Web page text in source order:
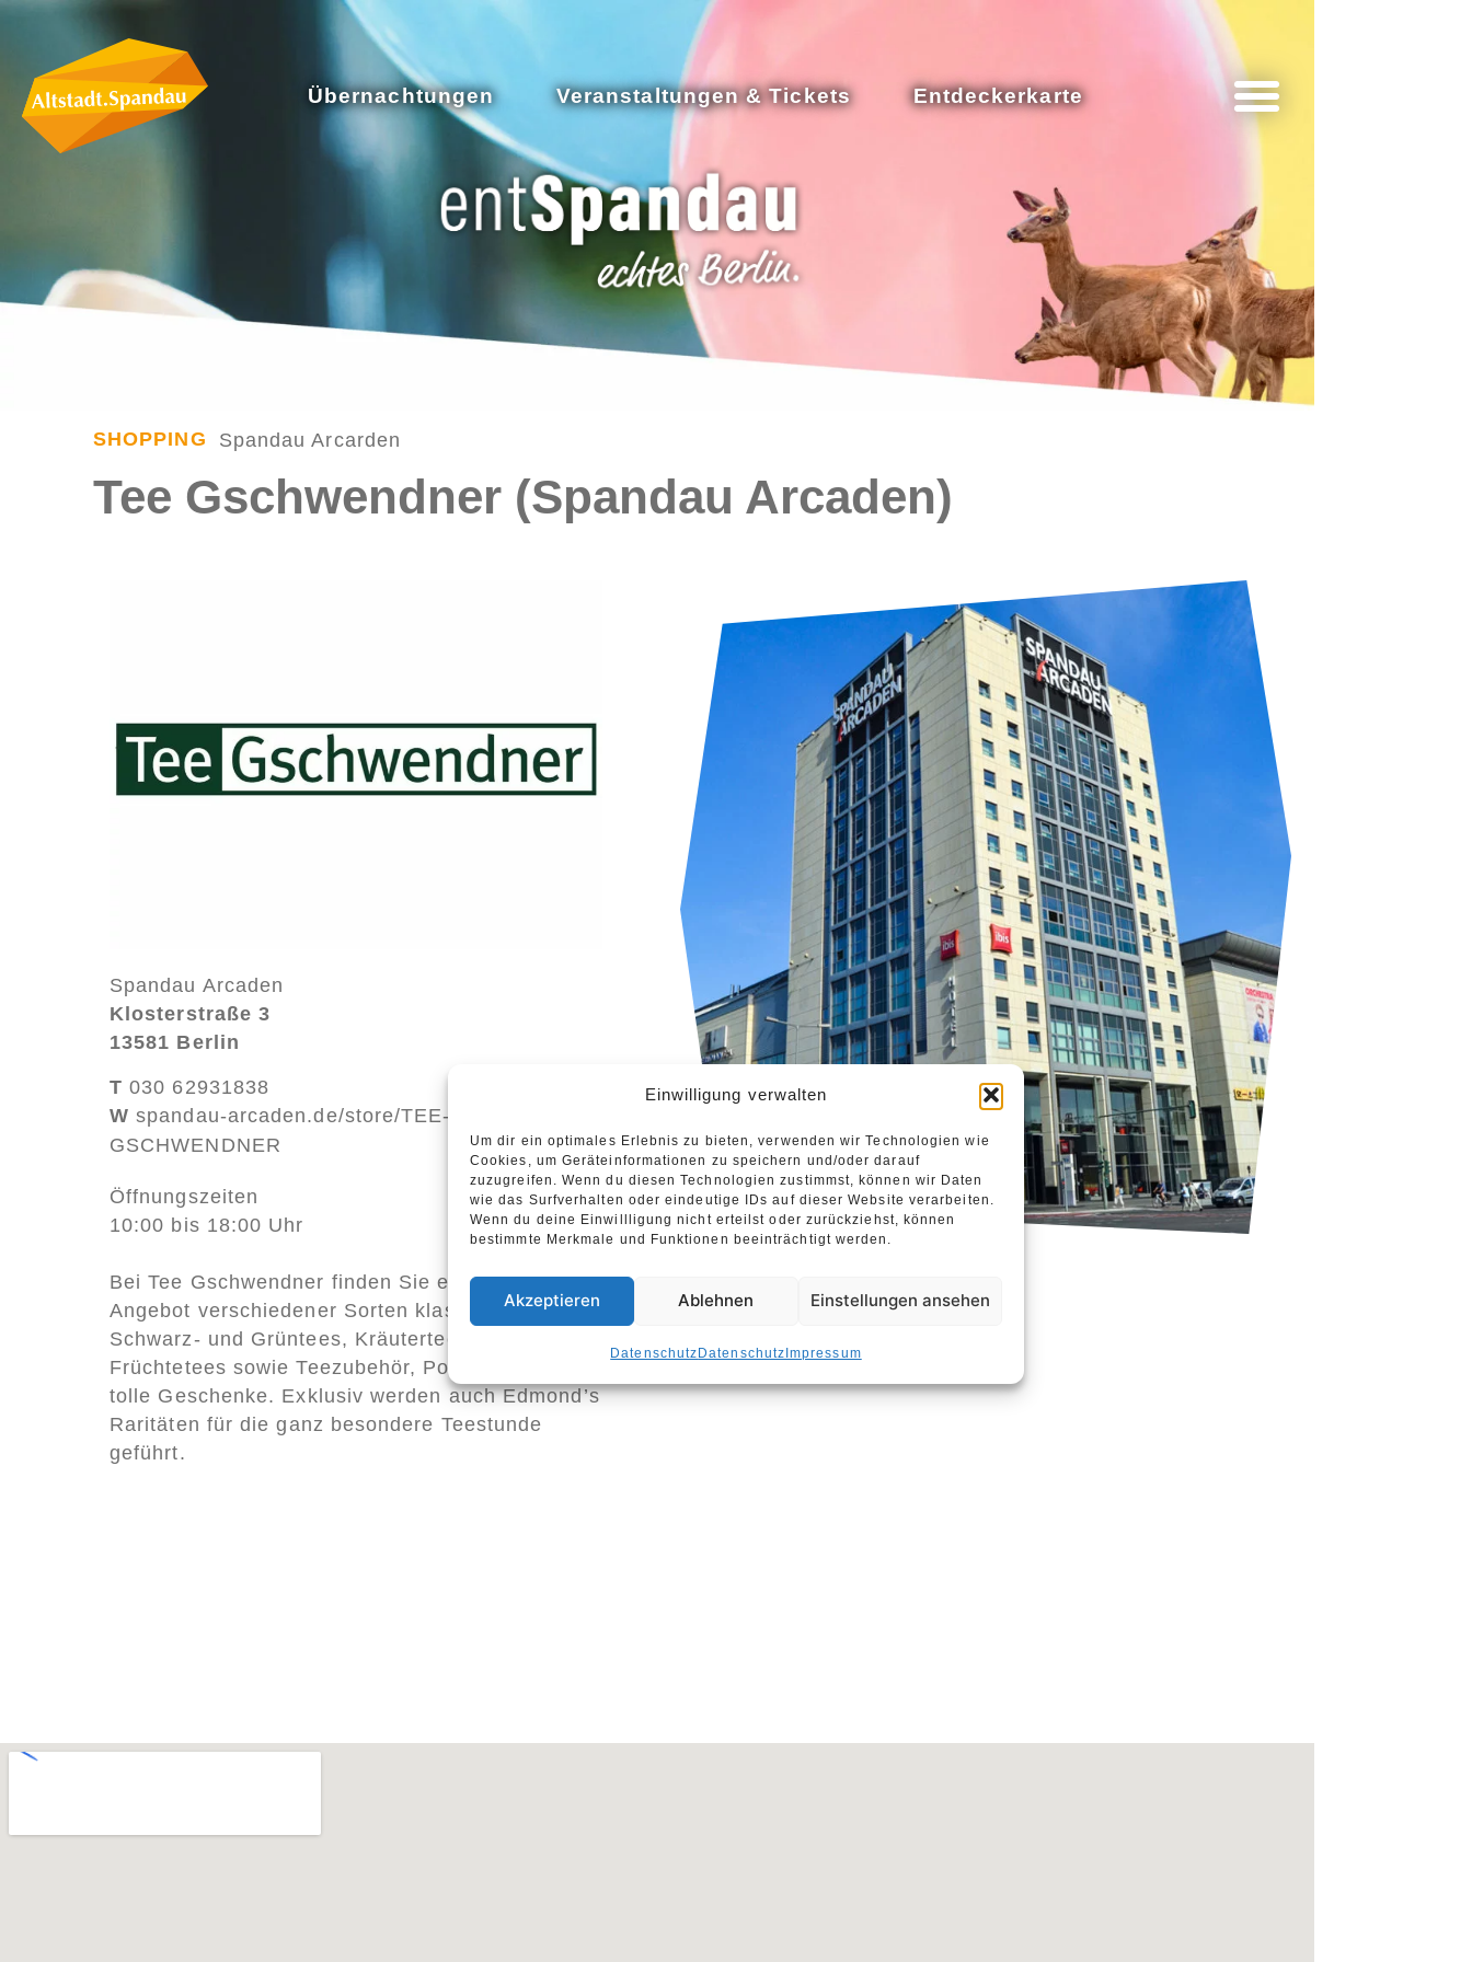
Einwilligung verwalten
Um dir ein optimales Erlebnis zu bieten, verwenden wir Technologien wie
Cookies, um Geräteinformationen zu speichern und/oder darauf
zuzugreifen. Wenn du diesen Technologien zustimmst, können wir Daten
wie das Surfverhalten oder eindeutige IDs auf dieser Website verarbeiten.
Wenn du deine Einwillligung nicht erteilst oder zurückziehst, können
bestimmte Merkmale und Funktionen beeinträchtigt werden.
Akzeptieren Ablehnen Einstellungen ansehen
DatenschutzDatenschutzImpressum
Übernachtungen Veranstaltungen & Tickets Entdeckerkarte
SHOPPING Spandau Arcarden
Tee Gschwendner (Spandau Arcaden)
Spandau Arcaden
Klosterstraße 3
13581 Berlin
T030 62931838
W spandau-arcaden.de/store/TEE-
GSCHWENDNER
Öffnungszeiten
10:00 bis 18:00 Uhr
Bei Tee Gschwendner finden Sie ein breites
Angebot verschiedener Sorten klassischer
Schwarz- und Grüntees, Kräutertees und
Früchtetees sowie Teezubehör, Porzellan und
tolle Geschenke. Exklusiv werden auch Edmond’s
Raritäten für die ganz besondere Teestunde
geführt.